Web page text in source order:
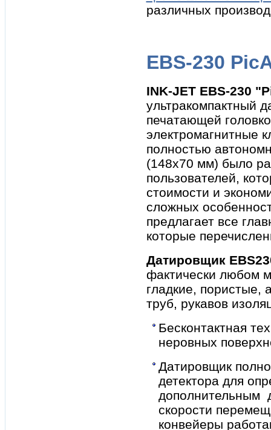
различных
EBS-230
INK-JET EBS-230
ультракомпактный
печатающей
электромагнитные
полностью
(148x70 мм) было
пользователей,
стоимости и
сложных
предлагает все
которые
Датировщик
фактически любом
гладкие, пористые,
труб, рукавов
Бесконтактная
неровных
Датировщик
детектора для
дополнительным
скорости
конвейеры